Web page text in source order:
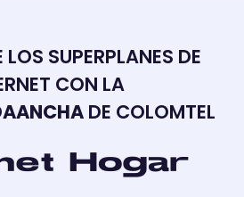
SUPERPLANES DE
CON LA
DE COLOMTEL
Hogar